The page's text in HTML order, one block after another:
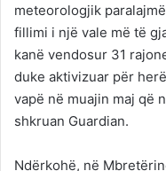
meteorologjik
fillimi i një vale më të
kanë vendosur 31
duke aktivizuar për
vapë në muajin maj që
shkruan Guardian.
Ndërkohë, në